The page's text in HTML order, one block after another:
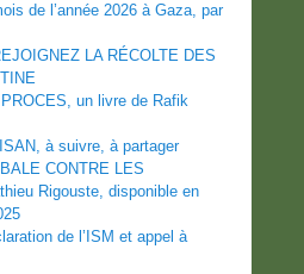
de l’année 2026 à Gaza, par
LA RÉCOLTE DES
un livre de Rafik
à suivre, à partager
CONTRE LES
Rigouste, disponible en
de l’ISM et appel à